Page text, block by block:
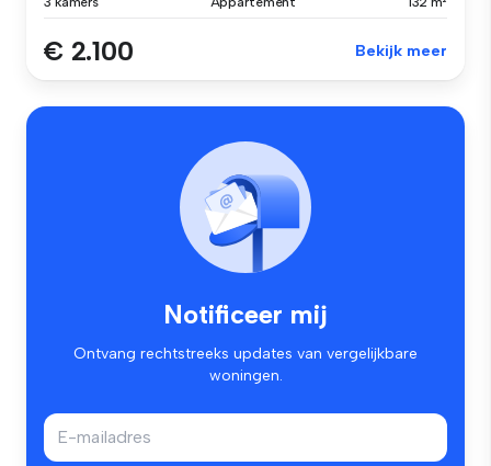
€ 2.100 Bekijk meer
Notificeer mij
Ontvang rechtstreeks updates van vergelijkbare
woningen.